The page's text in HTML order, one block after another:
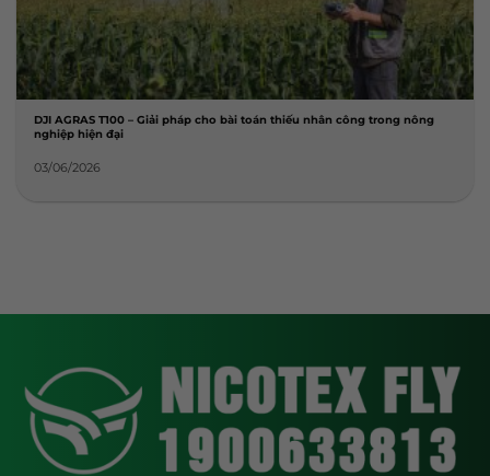
DJI AGRAS T100 – Giải pháp cho bài toán thiếu nhân công trong nông
nghiệp hiện đại
03/06/2026